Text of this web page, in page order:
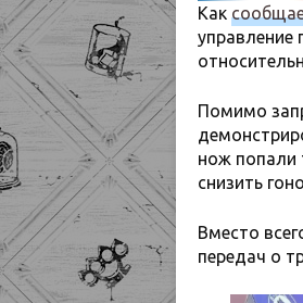
Как
управление
Помимо
нож попали
снизить
Вместо
передач о